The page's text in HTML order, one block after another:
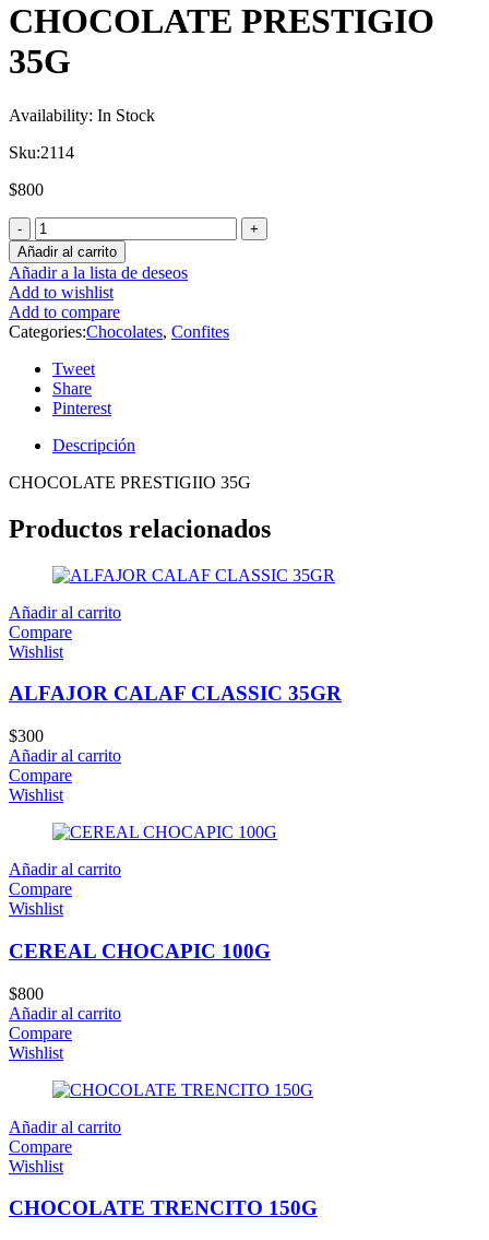
CHOCOLATE PRESTIGIO
35G
Availability: In Stock
Sku:2114
$800
Añadir al carrito
Añadir a la lista de deseos
Add to wishlist
Add to compare
Categories:Chocolates, Confites
Tweet
Share
Pinterest
Descripción
CHOCOLATE PRESTIGIIO 35G
Productos relacionados
Añadir al carrito
Compare
Wishlist
ALFAJOR CALAF CLASSIC 35GR
$300
Añadir al carrito
Compare
Wishlist
Añadir al carrito
Compare
Wishlist
CEREAL CHOCAPIC 100G
$800
Añadir al carrito
Compare
Wishlist
Añadir al carrito
Compare
Wishlist
CHOCOLATE TRENCITO 150G